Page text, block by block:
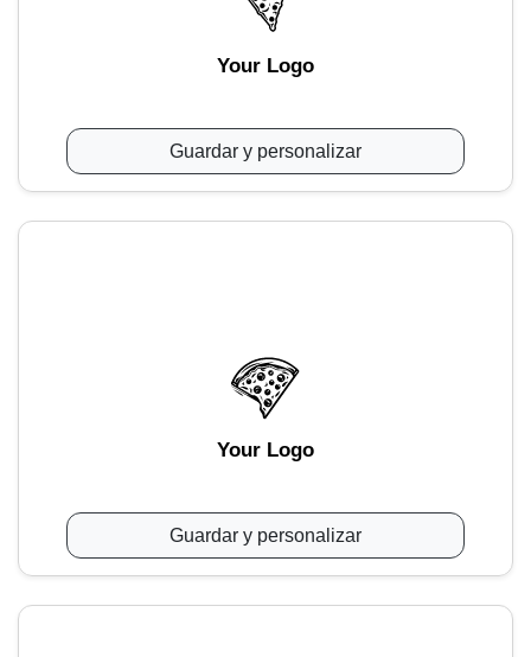
Your Logo
Guardar y personalizar
Your Logo
Guardar y personalizar